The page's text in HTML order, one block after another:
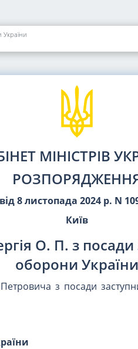
України
МІНІСТРІВ
від 8 листопада 2024 р. N
Київ
О. П. з посади
оборони України
з посади